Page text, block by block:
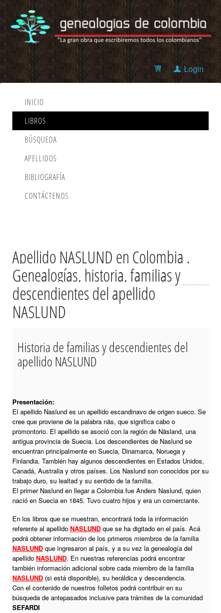
Login
INICIO
LIBROS
BÚSQUEDA
APELLIDOS
BIBLIOGRAFÍA
CONTÁCTENOS
Apellido NASLUND en Colombia .
Genealogías, historia, familias y
descendientes del apellido
NASLUND
Historia de familias y descendientes del
apellido NASLUND
Presentación:
El apellido Naslund es un apellido escandinavo de origen sueco. Se
cree que proviene de la palabra näs, que significa cabo o
promontorio. El apellido se asoció con la región de Näsland, una
antigua provincia de Suecia. Los descendientes de Naslund se
encuentran principalmente en Suecia, Dinamarca, Noruega y
Finlandia. También hay algunos descendientes en Estados Unidos,
Canadá, Australia y otros países. Los Naslund son conocidos por su
trabajo duro, su lealtad y su sentido de la familia.
El primer Naslund en llegar a Colombia fue Anders Naslund, quien
nació en Suecia en 1845. Tuvo cuatro hijos y era un comerciante.
En los libros que se muestran, encontrará toda la información
referente al apellido NASLUND que se ha digitado en el país. Acá
podrá obtener información de los primeros miembros de la familia
NASLUND que ingresaron al país, y a su vez la genealogía del
apellido NASLUND. En nuestras referencias podrá encontrar
también información adicional sobre cada miembro de la familia
NASLUND (si está disponible), su heráldica y descendencia.
Con el contenido de nuestros folletos podrá contribuir en su
búsqueda de antepasados inclusive para trámites de la comunidad
SEFARDI